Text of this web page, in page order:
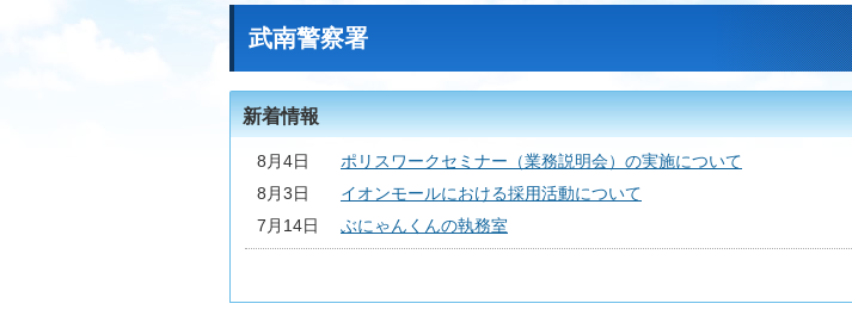
武南警察署
新着情報
8月4日
ポリスワークセミナー（業務説明会）の実施について
8月3日
イオンモールにおける採用活動について
7月14日
ぶにゃんくんの執務室